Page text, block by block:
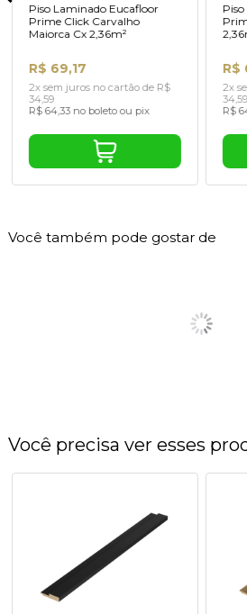
Piso Laminado Eucafloor
Prime Click Carvalho
Maiorca Cx 2,36m²
R$ 69,17
2x sem juros no cartão de R$
34,59
R$ 64,33 no boleto ou pix
R$
2x
34,59
R$
Você também pode gostar de
Você precisa ver esses